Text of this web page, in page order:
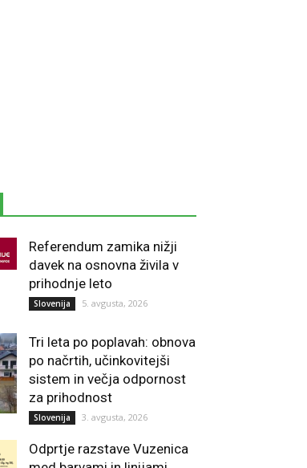
Referendum zamika nižji
davek na osnovna živila v
prihodnje leto
Slovenija 5. avgusta, 2026
Tri leta po poplavah: obnova
po načrtih, učinkovitejši
sistem in večja odpornost
za prihodnost
Slovenija 3. avgusta, 2026
Odprtje razstave Vuzenica